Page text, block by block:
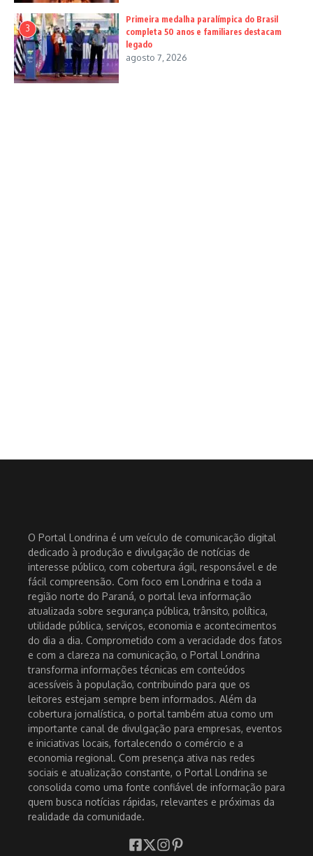
3
Primeira medalha paralímpica do Brasil
completa 50 anos e familiares destacam
legado
agosto 7, 2026
O Portal Londrina é um veículo de comunicação digital
dedicado à produção e divulgação de notícias de
interesse público, com cobertura ágil, responsável e de
fácil compreensão. Com foco em Londrina e toda a
região norte do Paraná, o portal leva informação
atualizada sobre segurança pública, trânsito, política,
utilidade pública, serviços, economia e acontecimentos
do dia a dia. Comprometido com a veracidade dos fatos
e com a clareza na comunicação, o Portal Londrina
transforma informações técnicas em conteúdos
acessíveis à população, contribuindo para que os
leitores estejam sempre bem informados. Além da
cobertura jornalística, o portal também atua como um
importante canal de divulgação para empresas, eventos
e iniciativas locais, fortalecendo o comércio e a
economia regional. Com presença ativa nas redes
sociais e atualização constante, o Portal Londrina se
consolida como uma fonte confiável de informação para
quem busca notícias rápidas, relevantes e próximas da
realidade da comunidade.